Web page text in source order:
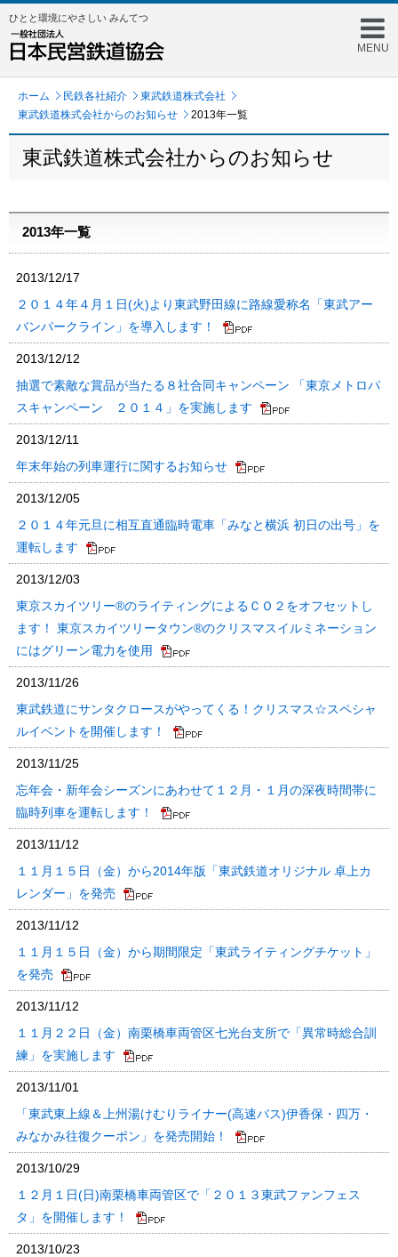
MENU
ひとと環境にやさしい みんてつ
ホーム 民鉄各社紹介
東武鉄道株式会社
東武鉄道株式会社からのお知らせ
2013年一覧
東武鉄道株式会社からのお知らせ
2013年一覧
2013/12/17
２０１４年４月１日(火)より東武野田線に路線愛称名「東武アー
バンパークライン」を導入します！
2013/12/12
抽選で素敵な賞品が当たる８社合同キャンペーン 「東京メトロパ
スキャンペーン ２０１４」を実施します
2013/12/11
年末年始の列車運行に関するお知らせ
2013/12/05
２０１４年元旦に相互直通臨時電車「みなと横浜 初日の出号」を
運転します
2013/12/03
東京スカイツリー®のライティングによるＣＯ２をオフセットし
ます！ 東京スカイツリータウン®のクリスマスイルミネーション
にはグリーン電力を使用
2013/11/26
東武鉄道にサンタクロースがやってくる！クリスマス☆スペシャ
ルイベントを開催します！
2013/11/25
忘年会・新年会シーズンにあわせて１２月・１月の深夜時間帯に
臨時列車を運転します！
2013/11/12
１１月１５日（金）から2014年版「東武鉄道オリジナル 卓上カ
レンダー」を発売
2013/11/12
１１月１５日（金）から期間限定「東武ライティングチケット」
を発売
2013/11/12
１１月２２日（金）南栗橋車両管区七光台支所で「異常時総合訓
練」を実施します
2013/11/01
「東武東上線＆上州湯けむりライナー(高速バス)伊香保・四万・
みなかみ往復クーポン」を発売開始！
2013/10/29
１２月１日(日)南栗橋車両管区で「２０１３東武ファンフェス
タ」を開催します！
2013/10/23